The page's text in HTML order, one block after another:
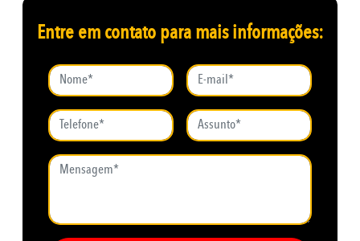
Entre em contato para mais informações: